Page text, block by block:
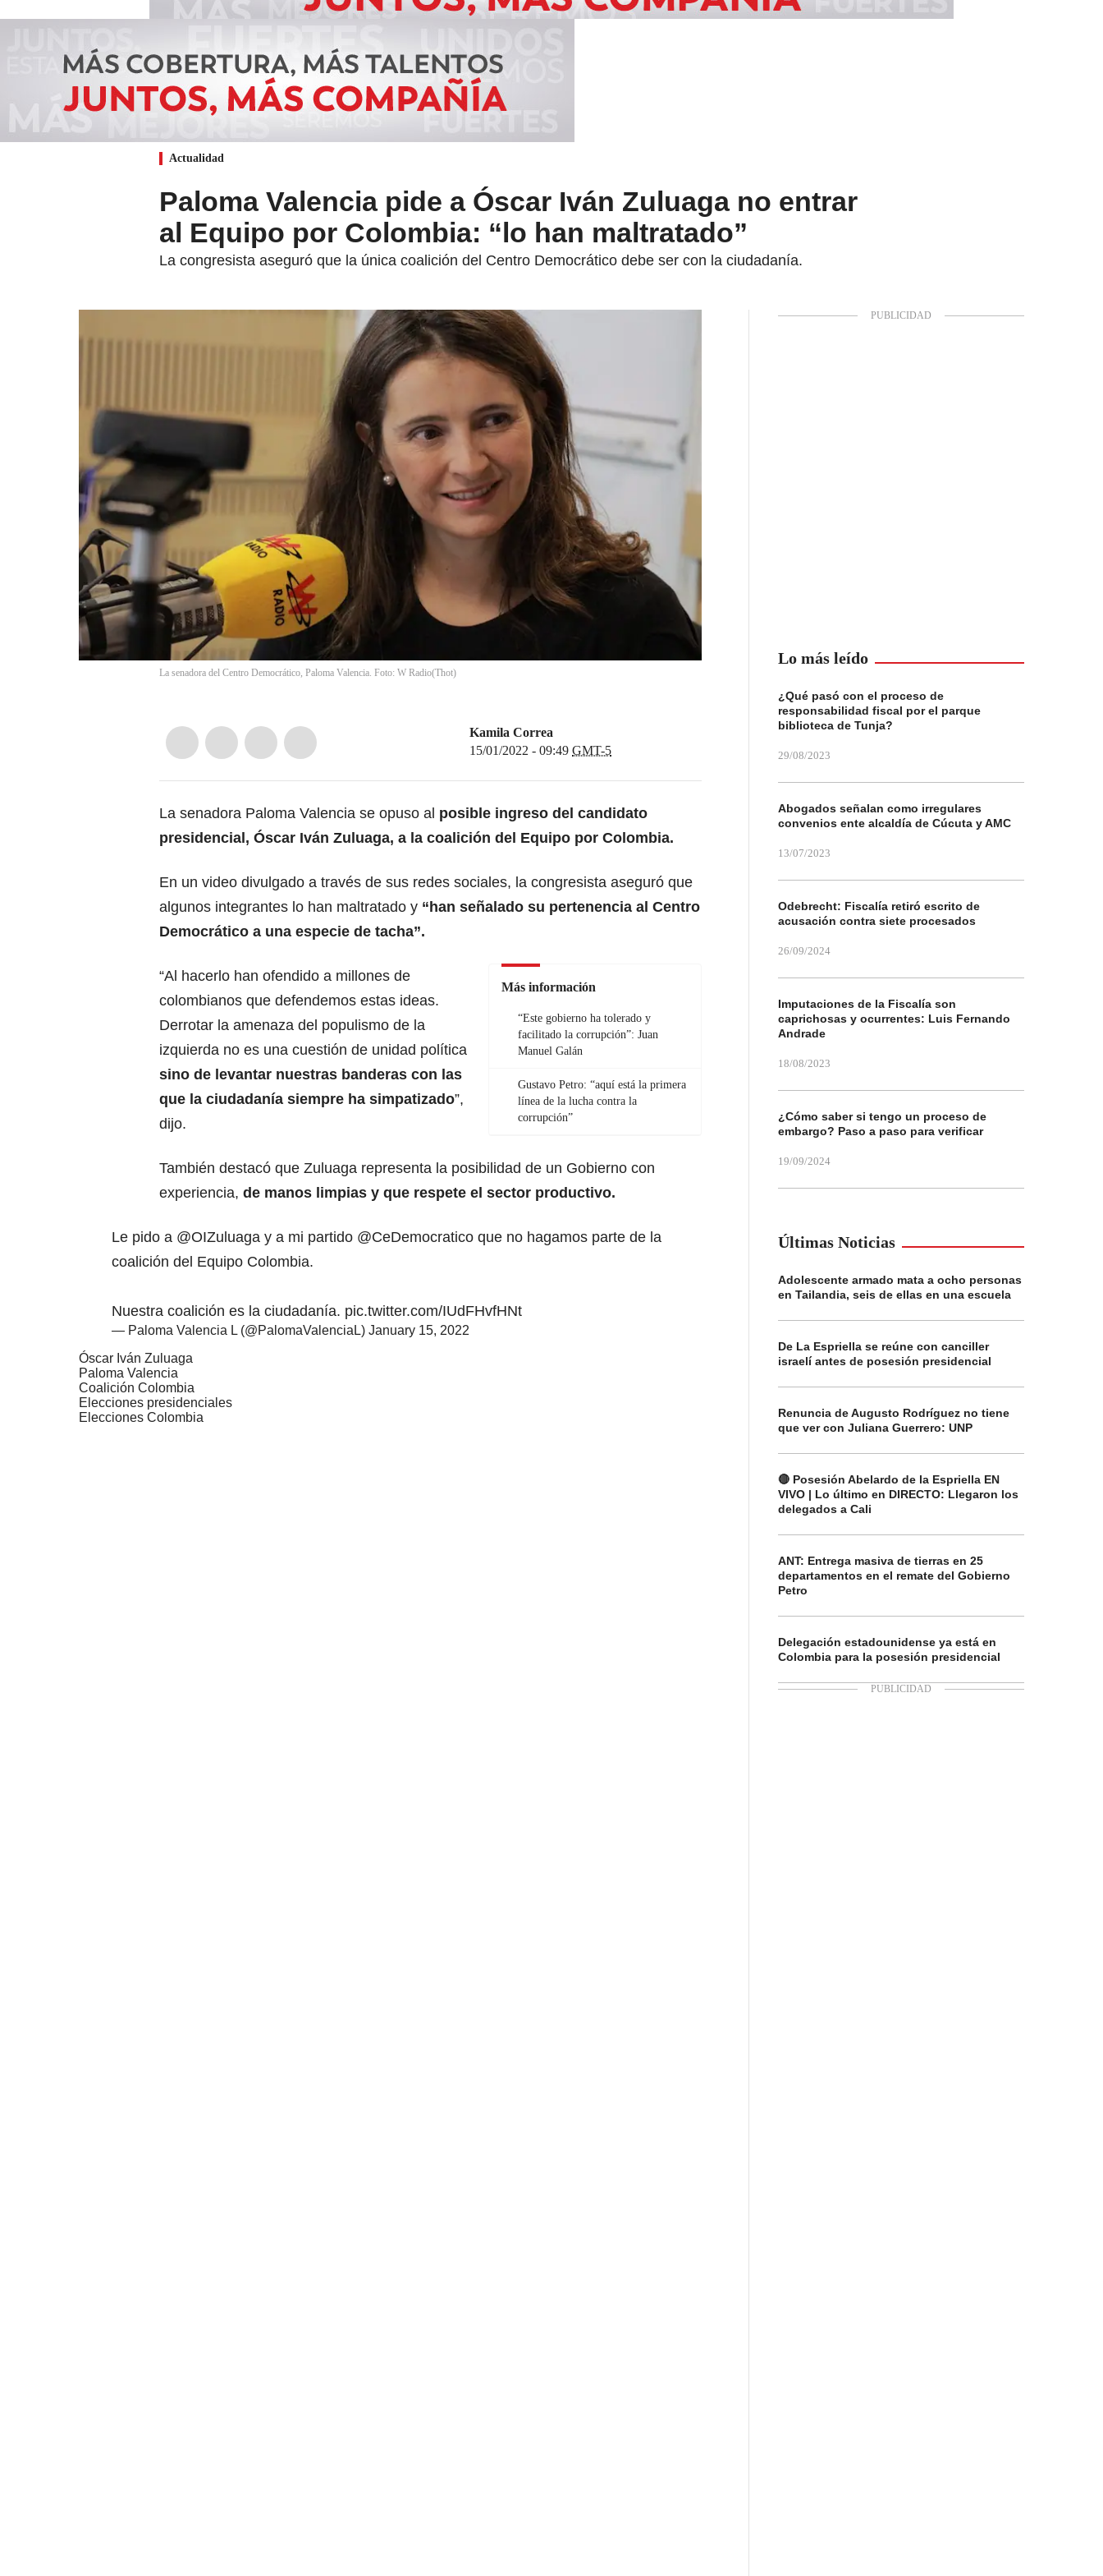
Actualidad
Paloma Valencia pide a Óscar Iván Zuluaga no entrar
al Equipo por Colombia: “lo han maltratado”
La congresista aseguró que la única coalición del Centro Democrático debe ser con la ciudadanía.
La senadora del Centro Democrático, Paloma Valencia. Foto: W Radio(Thot)
Kamila Correa
15/01/2022 - 09:49 GMT-5
La senadora Paloma Valencia se opuso al posible ingreso del candidato
presidencial, Óscar Iván Zuluaga, a la coalición del Equipo por Colombia.
En un video divulgado a través de sus redes sociales, la congresista aseguró que
algunos integrantes lo han maltratado y “han señalado su pertenencia al Centro
Democrático a una especie de tacha”.
Más información
“Este gobierno ha tolerado y
facilitado la corrupción”: Juan
Manuel Galán
Gustavo Petro: “aquí está la primera
línea de la lucha contra la
corrupción”
“Al hacerlo han ofendido a millones de
colombianos que defendemos estas ideas.
Derrotar la amenaza del populismo de la
izquierda no es una cuestión de unidad política
sino de levantar nuestras banderas con las
que la ciudadanía siempre ha simpatizado”,
dijo.
También destacó que Zuluaga representa la posibilidad de un Gobierno con
experiencia, de manos limpias y que respete el sector productivo.
Le pido a @OIZuluaga y a mi partido @CeDemocratico que no hagamos parte de la
coalición del Equipo Colombia.
Nuestra coalición es la ciudadanía. pic.twitter.com/IUdFHvfHNt
— Paloma Valencia L (@PalomaValenciaL) January 15, 2022
Óscar Iván Zuluaga
Paloma Valencia
Coalición Colombia
Elecciones presidenciales
Elecciones Colombia
Lo más leído
¿Qué pasó con el proceso de
responsabilidad fiscal por el parque
biblioteca de Tunja?
29/08/2023
Abogados señalan como irregulares
convenios ente alcaldía de Cúcuta y AMC
13/07/2023
Odebrecht: Fiscalía retiró escrito de
acusación contra siete procesados
26/09/2024
Imputaciones de la Fiscalía son
caprichosas y ocurrentes: Luis Fernando
Andrade
18/08/2023
¿Cómo saber si tengo un proceso de
embargo? Paso a paso para verificar
19/09/2024
Últimas Noticias
Adolescente armado mata a ocho personas
en Tailandia, seis de ellas en una escuela
De La Espriella se reúne con canciller
israelí antes de posesión presidencial
Renuncia de Augusto Rodríguez no tiene
que ver con Juliana Guerrero: UNP
🔴 Posesión Abelardo de la Espriella EN
VIVO | Lo último en DIRECTO: Llegaron los
delegados a Cali
ANT: Entrega masiva de tierras en 25
departamentos en el remate del Gobierno
Petro
Delegación estadounidense ya está en
Colombia para la posesión presidencial